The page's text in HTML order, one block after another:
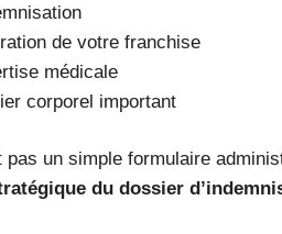
de votre franchise
médicale
corporel important
pas un simple formulaire
du dossier